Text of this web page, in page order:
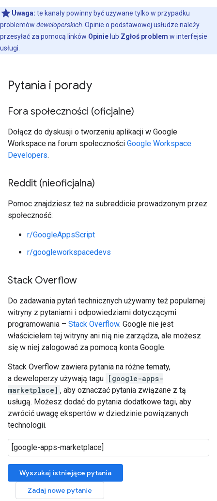
Uwaga: te kanały powinny być używane tylko w przypadku
problemów deweloperskich . Opinie o podstawowej usłudze należy
przesyłać za pomocą linków Opinie lub Zgłoś problem w interfejsie
usługi.
Pytania i porady
Fora społeczności (oficjalne)
Dołącz do dyskusji o tworzeniu aplikacji w Google
Workspace na forum społeczności Google Workspace
Developers.
Reddit (nieoficjalna)
Pomoc znajdziesz też na subreddicie prowadzonym przez
społeczność:
r/GoogleAppsScript
r/googleworkspacedevs
Stack Overflow
Do zadawania pytań technicznych używamy też popularnej
witryny z pytaniami i odpowiedziami dotyczącymi
programowania – Stack Overflow. Google nie jest
właścicielem tej witryny ani nią nie zarządza, ale możesz
się w niej zalogować za pomocą konta Google.
Stack Overflow zawiera pytania na różne tematy,
a deweloperzy używają tagu [google-apps-
marketplace] , aby oznaczać pytania związane z tą
usługą. Możesz dodać do pytania dodatkowe tagi, aby
zwrócić uwagę ekspertów w dziedzinie powiązanych
technologii.
Wyszukaj istniejące pytania
Zadaj nowe pytanie